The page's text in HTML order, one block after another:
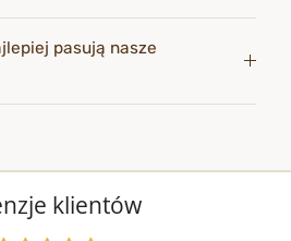
pasują nasze
klientów